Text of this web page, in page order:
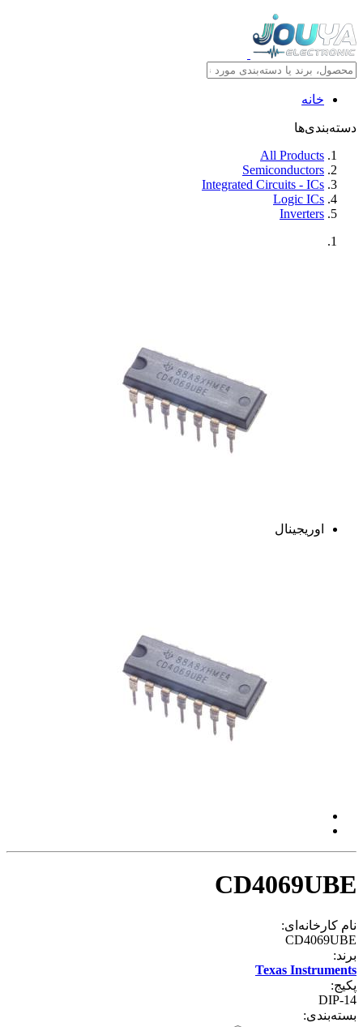
خانه
دسته‌بندی‌ها
All Products
Semiconductors
Integrated Circuits - ICs
Logic ICs
Inverters
اوریجینال
CD4069UBE
نام کارخانه‌ای:
CD4069UBE
برند:
Texas Instruments
پکیج:
DIP-14
بسته‌بندی: